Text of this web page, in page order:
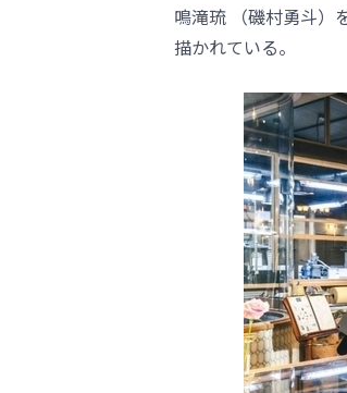
鳴滝琉 （磯村勇斗）
描かれている。